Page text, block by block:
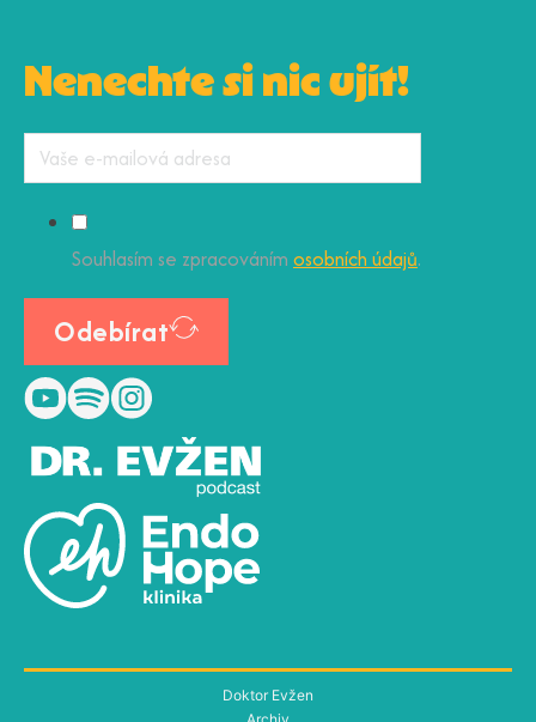
Nenechte si nic ujít!
Souhlasím se zpracováním osobních údajů.
Odebírat
Doktor Evžen